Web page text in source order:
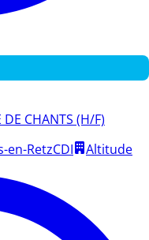
DE CHANTS (H/F)
en-RetzCDI
Altitude